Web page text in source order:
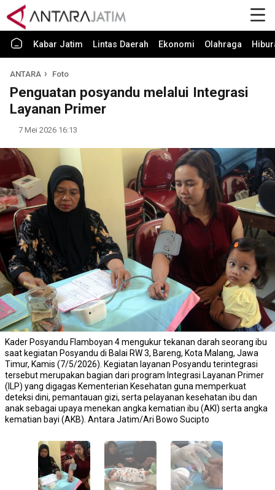
Kabar Jatim Lintas Daerah Ekonomi Olahraga
ANTARA Foto
Penguatan posyandu melalui Integrasi
Layanan Primer
7 Mei 2026 16:13
Kader Posyandu Flamboyan 4 mengukur tekanan darah seorang ibu
saat kegiatan Posyandu di Balai RW 3, Bareng, Kota Malang, Jawa
Timur, Kamis (7/5/2026). Kegiatan layanan Posyandu terintegrasi
tersebut merupakan bagian dari program Integrasi Layanan Primer
(ILP) yang digagas Kementerian Kesehatan guna memperkuat
deteksi dini, pemantauan gizi, serta pelayanan kesehatan ibu dan
anak sebagai upaya menekan angka kematian ibu (AKI) serta angka
kematian bayi (AKB). Antara Jatim/Ari Bowo Sucipto